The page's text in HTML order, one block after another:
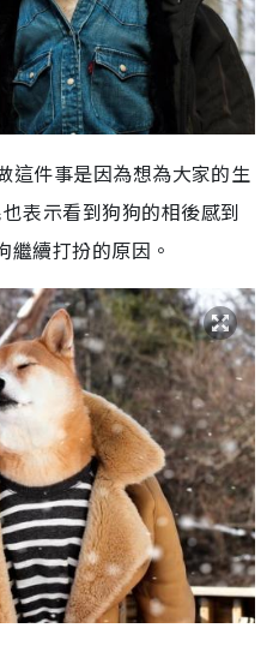
這件事是因為想為大家的生
表示看到狗狗的相後感到
繼續打扮的原因。